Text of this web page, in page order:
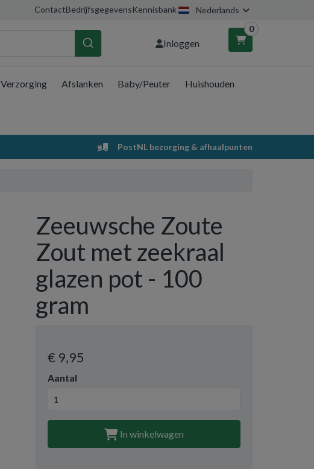
ContactBedrijfsgegevensKennisbank Nederlands
Inloggen
0
Winkelwagen
Uw winkelwagen is leeg.
Vul hem met producten.
Verzorging Afslanken Baby/Peuter Huishouden
PostNL bezorging & afhaalpunten
Zeeuwsche Zoute
Zout met zeekraal
glazen pot - 100
gram
€ 9,95
Aantal
In winkelwagen